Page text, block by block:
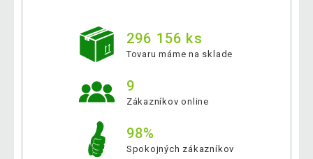
296 156 ks
Tovaru máme na sklade
9
Zákazníkov online
98%
Spokojných zákazníkov